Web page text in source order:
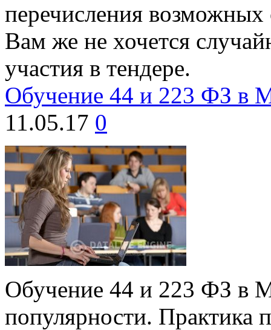
перечисления
Вам же не хочется
участия в тендере.
Обучение 44 и 223 ФЗ в
11.05.17 0
Обучение 44 и 223 ФЗ в
популярности. Практика